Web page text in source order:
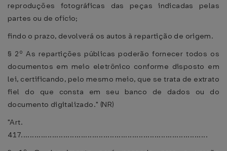
reproduções fotográficas das peças indicadas pelas
partes ou de ofício;
findo o prazo, devolverá os autos à repartição de origem.
§ 2º As repartições públicas poderão fornecer todos os
documentos em meio eletrônico conforme disposto em
lei, certificando, pelo mesmo meio, que se trata de extrato
fiel do que consta em seu banco de dados ou do
documento digitalizado." (NR)
"Art.
417....................................................................................